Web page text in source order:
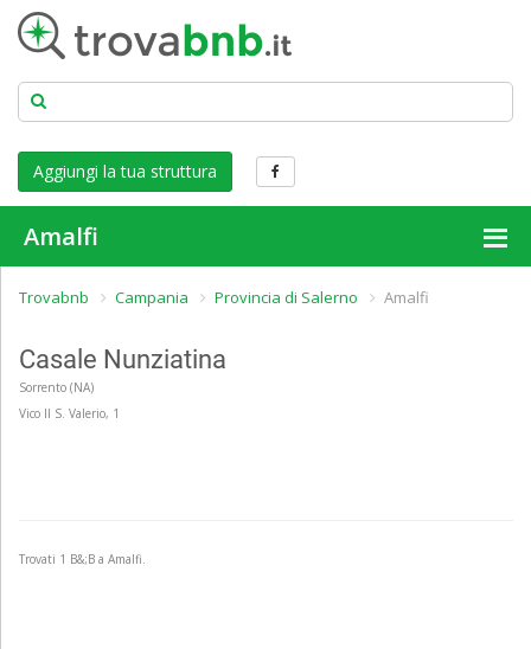
Aggiungi la tua struttura
Amalfi
Trovabnb Campania Provincia di Salerno Amalfi
Doppia 80€ per notte
Doppia 80€ per notte
Casale Nunziatina
Sorrento (NA)
Vico II S. Valerio, 1
Trovati 1 B&;B a Amalfi.